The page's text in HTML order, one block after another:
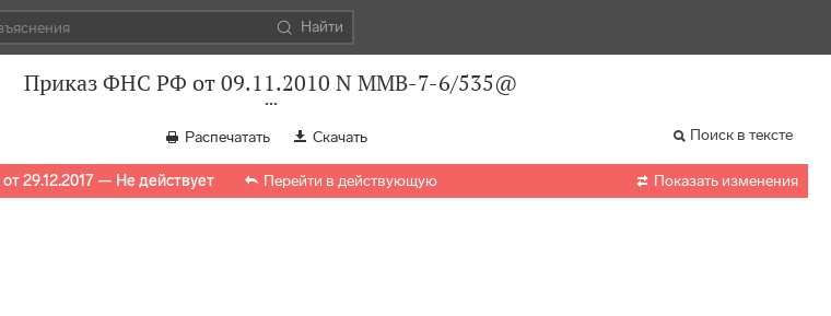
Найти
Приказ ФНС РФ от 09.11.2010 N ММВ-7-6/535@
Распечатать Скачать Поиск в тексте
29.12.2017 — Не действует Перейти в действующую  Показать изменения